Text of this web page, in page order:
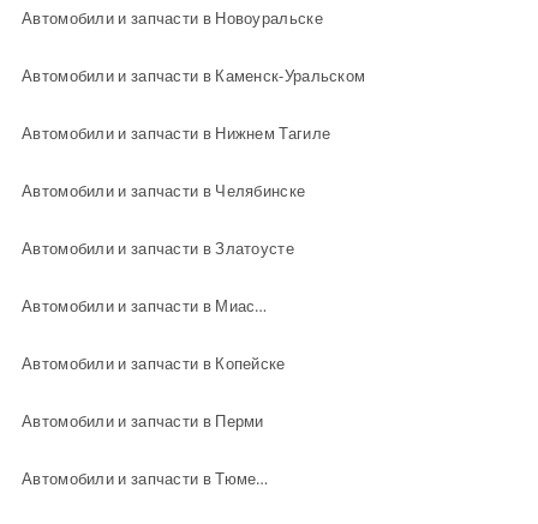
Автомобили и запчасти в Новоуральске
Автомобили и запчасти в Каменск-Уральском
Автомобили и запчасти в Нижнем Тагиле
Автомобили и запчасти в Челябинске
Автомобили и запчасти в Златоусте
Автомобили и запчасти в Миассе
Автомобили и запчасти в Копейске
Автомобили и запчасти в Перми
Автомобили и запчасти в Тюмени